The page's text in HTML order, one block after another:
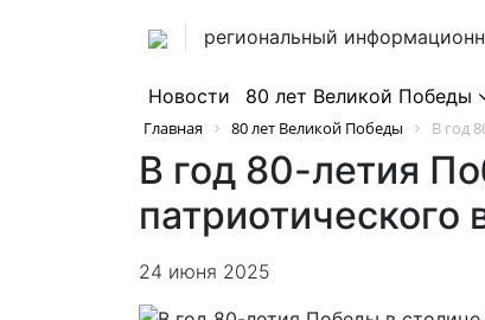
региональный
Новости 80 лет Великой Победы
Главная 80 лет Великой Победы В год
В год 80-летия
патриотического
24 июня 2025